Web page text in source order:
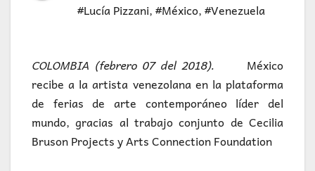
#Lucía Pizzani,#México,#Venezuela
COLOMBIA (febrero 07 del 2018).
México
recibe a la artista venezolana en la plataforma
de ferias de arte contemporáneo líder del
mundo, gracias al trabajo conjunto de Cecilia
Bruson Projects y Arts Connection Foundation